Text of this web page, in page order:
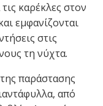
καρέκλες στον
εμφανίζονται
στις
τη νύχτα.
παράστασης
από